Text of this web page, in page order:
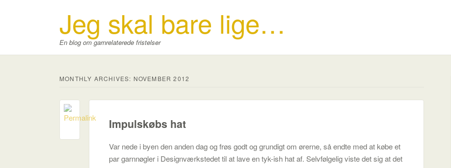
Jeg skal bare lige…
En blog om garnrelaterede fristelser
MONTHLY ARCHIVES: NOVEMBER 2012
Impulskøbs hat
Var nede i byen den anden dag og frøs godt og grundigt om ørerne, så endte med at købe et
par garnnøgler i Designværkstedet til at lave en tyk-ish hat af. Selvfølgelig viste det sig at det